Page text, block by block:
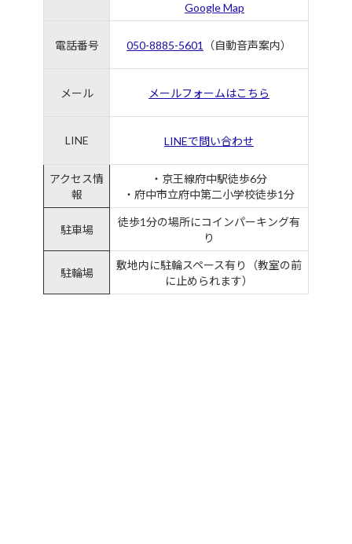
Google Map
電話番号 050-8885-5601 （自動音声案内）
メール メールフォームはこちら
LINE LINEで問い合わせ
アクセス情
報
・京王線府中駅徒歩6分
・府中市立府中第二小学校徒歩1分
駐車場
徒歩1分の場所にコインパーキング有
り
駐輪場
敷地内に駐輪スペース有り（教室の前
に止められます）